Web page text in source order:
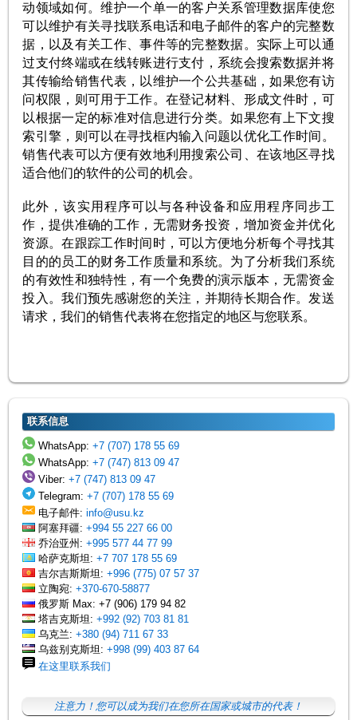
动领域如何。维护一个单一的客户关系管理数据库使您
可以维护有关寻找联系电话和电子邮件的客户的完整数
据，以及有关工作、事件等的完整数据。实际上可以通
过支付终端或在线转账进行支付，系统会搜索数据并将
其传输给销售代表，以维护一个公共基础，如果您有访
问权限，则可用于工作。在登记材料、形成文件时，可
以根据一定的标准对信息进行分类。如果您有上下文搜
索引擎，则可以在寻找框内输入问题以优化工作时间。
销售代表可以方便有效地利用搜索公司、在该地区寻找
适合他们的软件的公司的机会。
此外，该实用程序可以与各种设备和应用程序同步工
作，提供准确的工作，无需财务投资，增加资金并优化
资源。在跟踪工作时间时，可以方便地分析每个寻找其
目的的员工的财务工作质量和系统。为了分析我们系统
的有效性和独特性，有一个免费的演示版本，无需资金
投入。我们预先感谢您的关注，并期待长期合作。发送
请求，我们的销售代表将在您指定的地区与您联系。
联系信息
WhatsApp:+7 (707) 178 55 69
WhatsApp:+7 (747) 813 09 47
Viber:+7 (747) 813 09 47
Telegram:+7 (707) 178 55 69
电子邮件:info@usu.kz
阿塞拜疆:+994 55 227 66 00
乔治亚州:+995 577 44 77 99
哈萨克斯坦:+7 707 178 55 69
吉尔吉斯斯坦:+996 (775) 07 57 37
立陶宛:+370-670-58877
俄罗斯 Max: +7 (906) 179 94 82
塔吉克斯坦:+992 (92) 703 81 81
乌克兰:+380 (94) 711 67 33
乌兹别克斯坦:+998 (99) 403 87 64
在这里联系我们
注意力！您可以成为我们在您所在国家或城市的代表！